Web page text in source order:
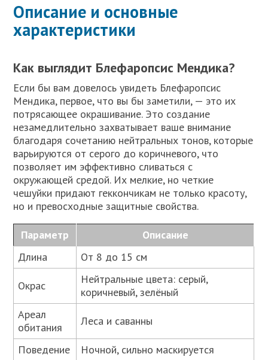
Описание и основные
характеристики
Как выглядит Блефаропсис Мендика?
Если бы вам довелось увидеть Блефаропсис
Мендика, первое, что вы бы заметили, — это их
потрясающее окрашивание. Это создание
незамедлительно захватывает ваше внимание
благодаря сочетанию нейтральных тонов, которые
варьируются от серого до коричневого, что
позволяет им эффективно сливаться с
окружающей средой. Их мелкие, но четкие
чешуйки придают геккончикам не только красоту,
но и превосходные защитные свойства.
Параметр
Описание
Длина
От 8 до 15 см
Окрас
Нейтральные цвета: серый,
коричневый, зелёный
Ареал
обитания
Леса и саванны
Поведение Ночной, сильно маскируется